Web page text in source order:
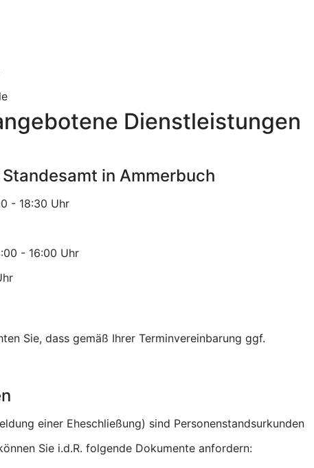
Dienstleistungen
in Ammerbuch
Uhr
Uhr
Sie, dass gemäß Ihrer Terminvereinbarung ggf.
einer Eheschließung) sind Personenstandsurkunden
Sie i.d.R. folgende Dokumente anfordern: